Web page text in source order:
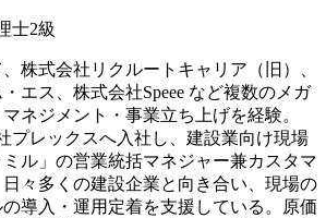
士2級
株式会社リクルートキャリア（旧）、
エス、株式会社Speee など複数のメガ
ネジメント・事業立ち上げを経験。
プレックスへ入社し、建設業向け現場
ル」の営業統括マネジャー兼カスタマ
々多くの建設企業と向き合い、現場の
導入・運用定着を支援している。原価